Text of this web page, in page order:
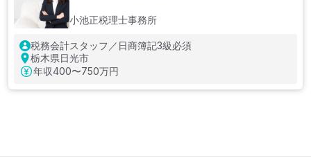
小池正税理士事務所
税務会計スタッフ／日商簿記3級必須
栃木県日光市
年収400〜750万円